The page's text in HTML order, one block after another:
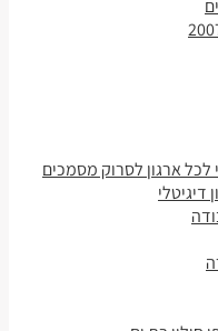
ארגון לסרוק מסמכים
דיגיטלי